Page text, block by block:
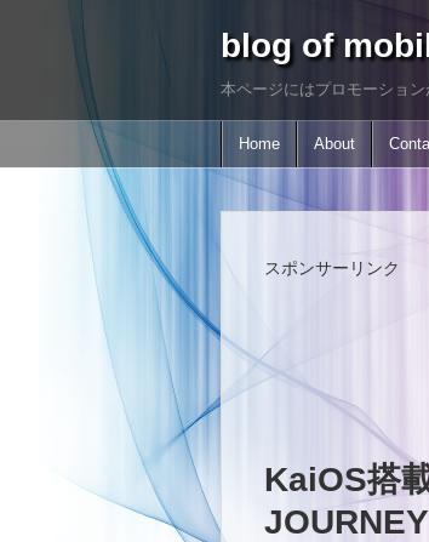
blog of
本ページにはプロモーション
Home About
スポンサーリンク
KaiOS搭